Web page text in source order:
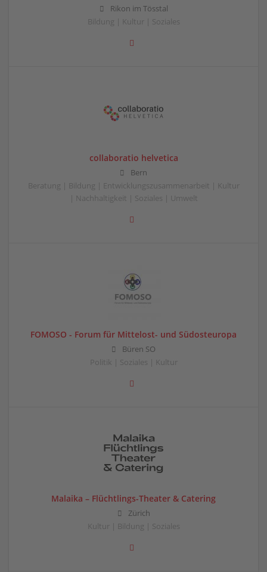
Rikon im Tösstal
Bildung | Kultur | Soziales
collaboratio helvetica
Bern
Beratung | Bildung | Entwicklungszusammenarbeit | Kultur
| Nachhaltigkeit | Soziales | Umwelt
FOMOSO - Forum für Mittelost- und Südosteuropa
Büren SO
Politik | Soziales | Kultur
Malaika – Flüchtlings-Theater & Catering
Zürich
Kultur | Bildung | Soziales